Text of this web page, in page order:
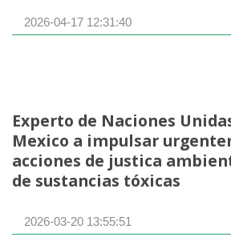
2026-04-17 12:31:40
Experto de Naciones
Mexico a impulsar
acciones de justica
de sustancias tóxicas
2026-03-20 13:55:51